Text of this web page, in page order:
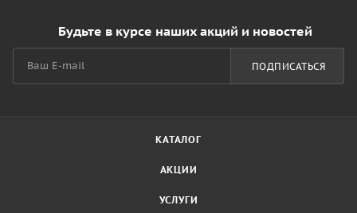
Будьте в курсе наших акций и новостей
ПОДПИСАТЬСЯ
КАТАЛОГ
АКЦИИ
УСЛУГИ